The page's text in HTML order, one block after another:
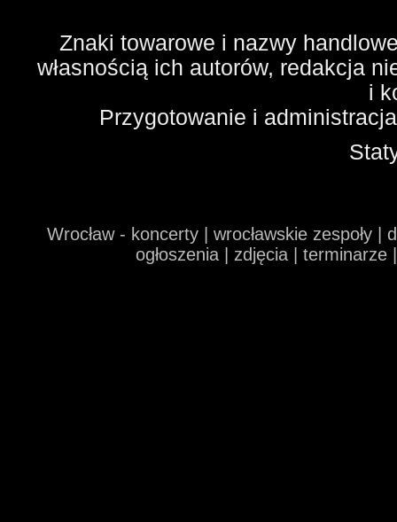
Znaki towarowe i nazwy
własnością ich autorów, redakcja
i
Przygotowanie i
Wrocław - koncerty | wrocławskie zespoły
ogłoszenia | zdjęcia |